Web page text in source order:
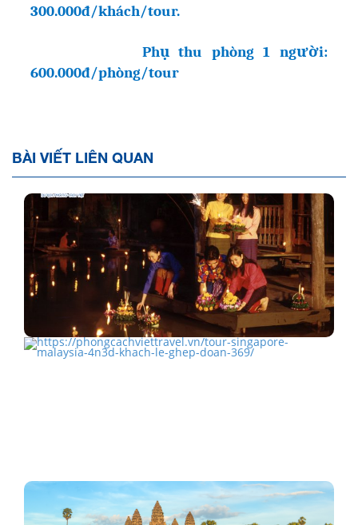
300.000đ/khách/tour.
Phụ thu phòng 1 người:
600.000đ/phòng/tour
BÀI VIẾT LIÊN QUAN
Loy Krathong: Lễ hội hoa đăng ở Thái
TOUR SINGAPORE – MALAYSIA 4N3Đ KHÁCH LẺ
GHÉP ĐOÀN